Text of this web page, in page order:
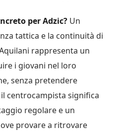
per Adzic? Un
tattica e la continuità di
rappresenta un
i giovani nel loro
senza pretendere
centrocampista significa
regolare e un
provare a ritrovare